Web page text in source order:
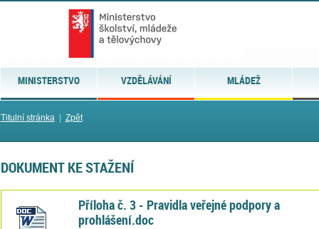
MINISTERSTVO VZDĚLÁVÁNÍ MLÁDEŽ
Titulní stránka| Zpět
DOKUMENT KE STAŽENÍ
Příloha č. 3 - Pravidla veřejné podpory a
prohlášení.doc